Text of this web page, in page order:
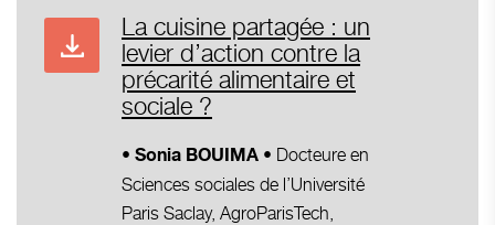
La cuisine partagée : un
levier d’action contre la
précarité alimentaire et
sociale ?
• Sonia BOUIMA • Docteure en
Sciences sociales de l’Université
Paris Saclay, AgroParisTech,